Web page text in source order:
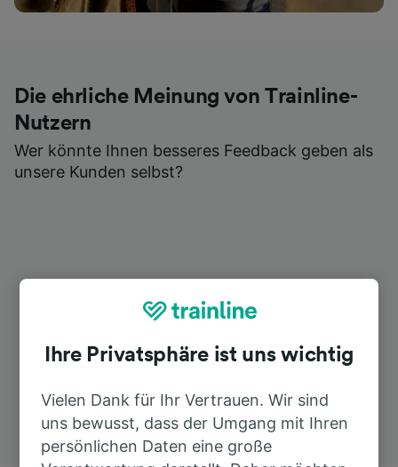
Die ehrliche Meinung von Trainline-
Nutzern
Wer könnte Ihnen besseres Feedback geben als
unsere Kunden selbst?
Ihre Privatsphäre ist uns wichtig
Vielen Dank für Ihr Vertrauen. Wir sind
uns bewusst, dass der Umgang mit Ihren
persönlichen Daten eine große